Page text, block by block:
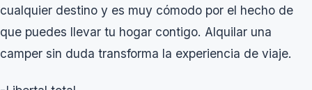
cualquier destino y es muy cómodo por el hecho de
que puedes llevar tu hogar contigo. Alquilar una
camper sin duda transforma la experiencia de viaje.